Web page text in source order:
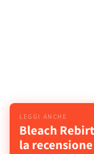
Bleach
la